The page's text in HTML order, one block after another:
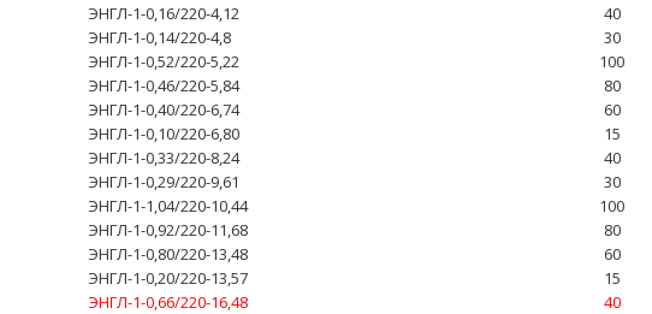
ЭНГЛ-1-0,16/220-4,12
40
ЭНГЛ-1-0,14/220-4,8
30
ЭНГЛ-1-0,52/220-5,22
100
ЭНГЛ-1-0,46/220-5,84
80
ЭНГЛ-1-0,40/220-6,74
60
ЭНГЛ-1-0,10/220-6,80
15
ЭНГЛ-1-0,33/220-8,24
40
ЭНГЛ-1-0,29/220-9,61
30
ЭНГЛ-1-1,04/220-10,44
100
ЭНГЛ-1-0,92/220-11,68
80
ЭНГЛ-1-0,80/220-13,48
60
ЭНГЛ-1-0,20/220-13,57
15
ЭНГЛ-1-0,66/220-16,48
40